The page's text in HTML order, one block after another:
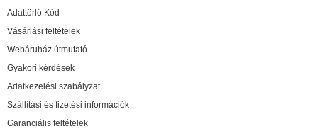
Adattörlő Kód
Vásárlási feltételek
Webáruház útmutató
Gyakori kérdések
Adatkezelési szabályzat
Szállítási és fizetési információk
Garanciális feltételek